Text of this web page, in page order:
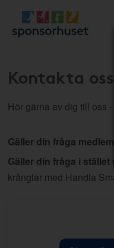
Kontakta oss
Hör gärna av dig till oss
Gäller din fråga
Gäller din fråga i
krånglar med Handla